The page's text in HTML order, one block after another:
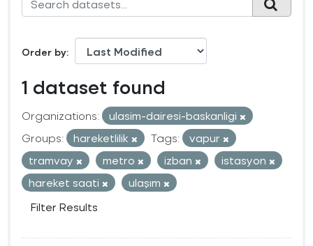
Order by
1 dataset found
Organizations:
ulasim-dairesi-baskanligi
Groups:
hareketlilik Tags:
vapur
tramvay
metro izban
istasyon
hareket saati
ulaşım
Filter Results